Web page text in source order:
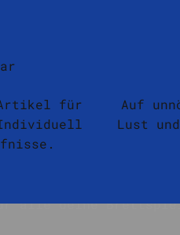
Artikel für
Auf
Lust
alle deine